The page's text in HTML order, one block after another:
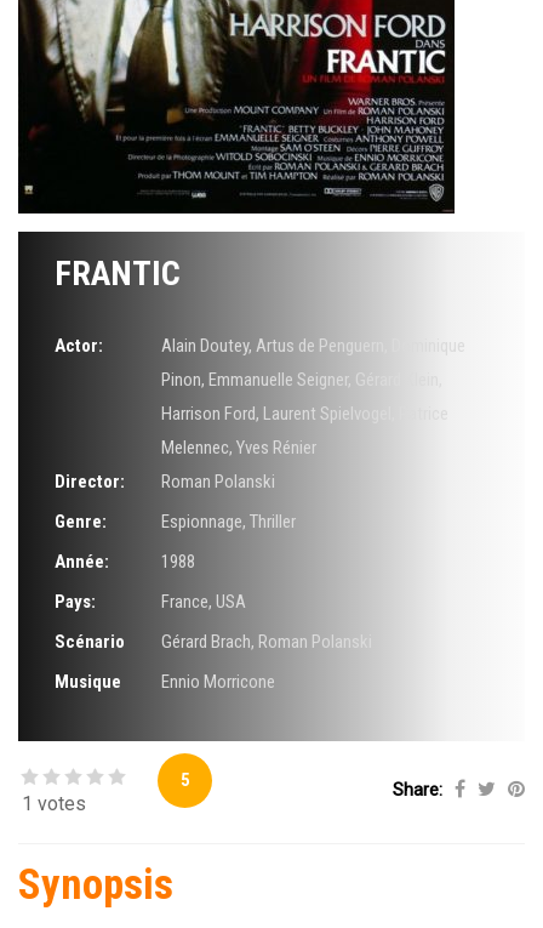
FRANTIC
Actor: Alain Doutey, Artus de Penguern
Dominique
Pinon, Emmanuelle Seigner, Gérard Klein
Harrison Ford, Laurent Spielvogel
Melennec, Yves Rénier
Director:
Roman Polanski
Genre:
Espionnage, Thriller
Année:
1988
Pays:
France, USA
Scénario
Gérard Brach, Roman Polanski
Musique
Ennio Morricone
1 votes
5 Share:
Synopsis